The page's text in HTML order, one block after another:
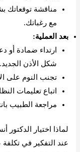
مناقشة توقعاتك
مع رغباتك.
بعد العملية:
ارتداء ضمادة
شكل الأذن الجديد.
تجنب النوم على
اتباع تعليمات
مراجعة الطبيب
لماذا اختيار الدكتور
عند التفكير في